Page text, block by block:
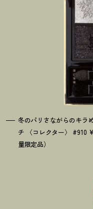
冬のパリさながらのキラ
チ 〈コレクター〉 #910
量限定品）